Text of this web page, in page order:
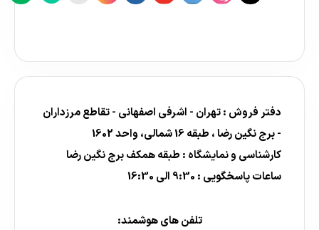
دفتر فروش : تهران - اشرفی اصفهانی - تقاطع مرزداران
- برج نگین رضا ، طبقه 16 شمالی، واحد 1602
کارشناسی و نمایشگاه : طبقه همکف برج نگین رضا
ساعات پاسخگویی : 9:30 الی 16:30
تلفن های هوشمند: